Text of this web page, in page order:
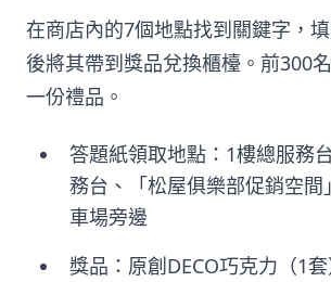
在商店內的7個地點找到關鍵字，
後將其帶到獎品兌換櫃檯。前300
一份禮品。
答題紙領取地點：1樓總服務
務台、「松屋俱樂部促銷空間
車場旁邊
獎品：原創DECO巧克力（1套